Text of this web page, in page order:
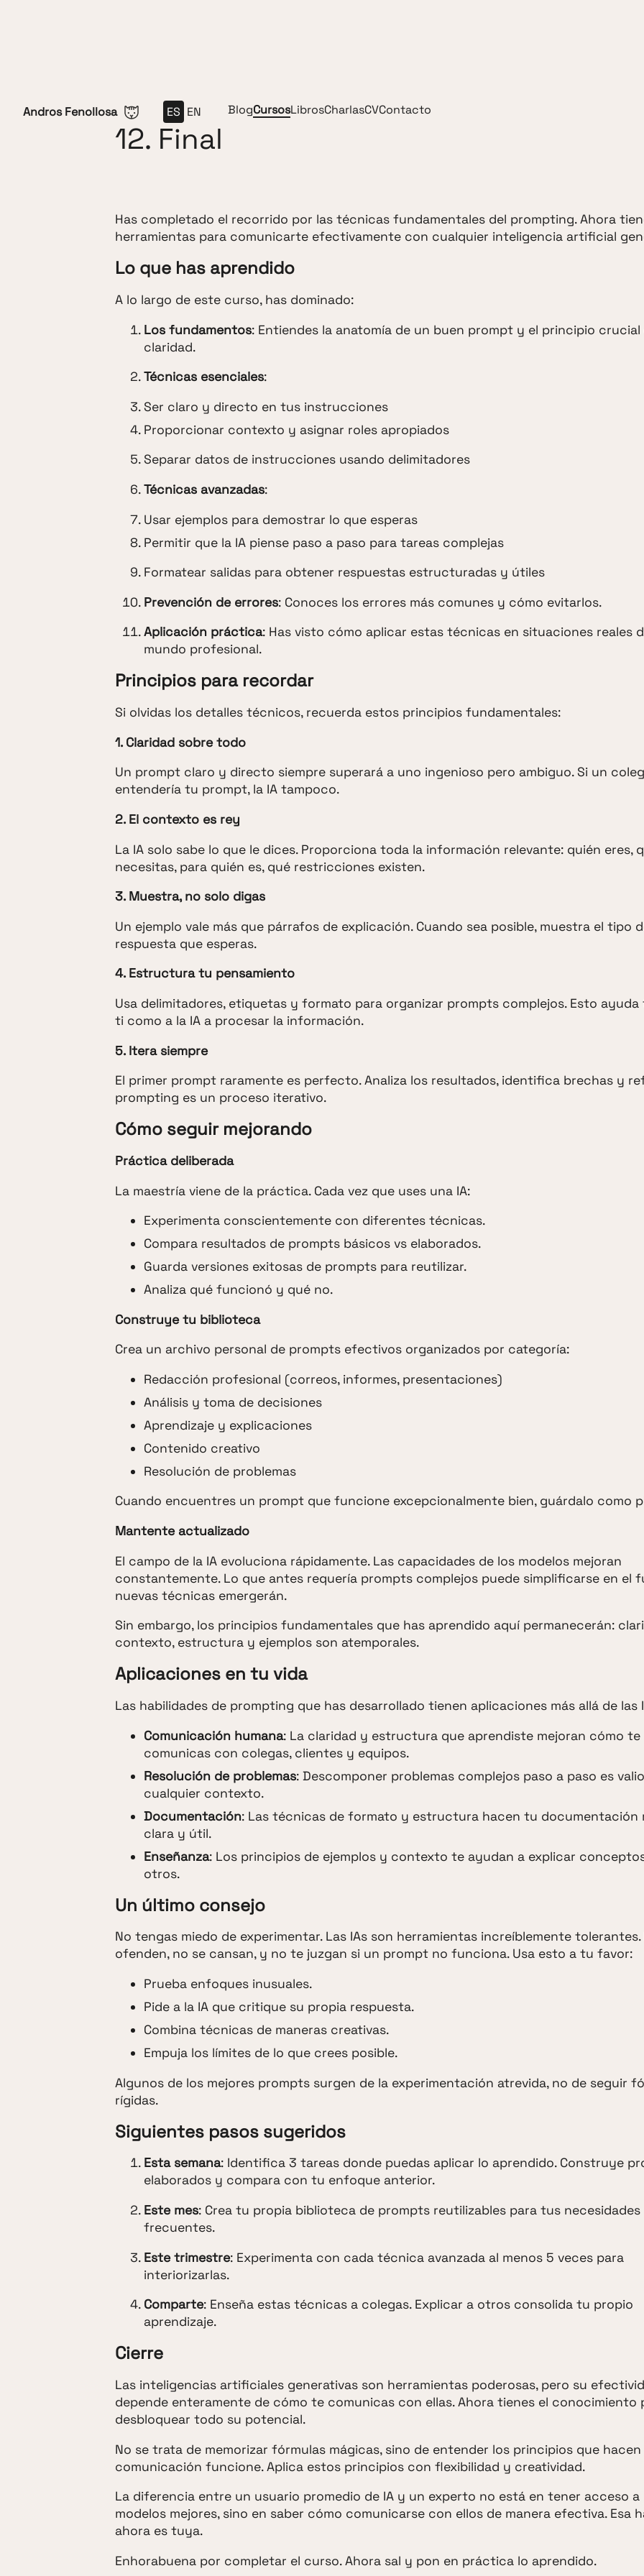
Saltar al contenido
Andros Fenollosa ES EN BlogCursosLibrosCharlasCVContacto
12. Final
Has completado el recorrido por las técnicas fundamentales del prompting. Ahora
herramientas para comunicarte efectivamente con cualquier inteligencia artificial
Lo que has aprendido
A lo largo de este curso, has dominado:
Los fundamentos: Entiendes la anatomía de un buen prompt y el principio crucial
claridad.
Técnicas esenciales:
Ser claro y directo en tus instrucciones
Proporcionar contexto y asignar roles apropiados
Separar datos de instrucciones usando delimitadores
Técnicas avanzadas:
Usar ejemplos para demostrar lo que esperas
Permitir que la IA piense paso a paso para tareas complejas
Formatear salidas para obtener respuestas estructuradas y útiles
Prevención de errores: Conoces los errores más comunes y cómo evitarlos.
Aplicación práctica: Has visto cómo aplicar estas técnicas en situaciones reales
mundo profesional.
Principios para recordar
Si olvidas los detalles técnicos, recuerda estos principios fundamentales:
1. Claridad sobre todo
Un prompt claro y directo siempre superará a uno ingenioso pero ambiguo. Si un
entendería tu prompt, la IA tampoco.
2. El contexto es rey
La IA solo sabe lo que le dices. Proporciona toda la información relevante: quién eres,
necesitas, para quién es, qué restricciones existen.
3. Muestra, no solo digas
Un ejemplo vale más que párrafos de explicación. Cuando sea posible, muestra el tipo
respuesta que esperas.
4. Estructura tu pensamiento
Usa delimitadores, etiquetas y formato para organizar prompts complejos. Esto
ti como a la IA a procesar la información.
5. Itera siempre
El primer prompt raramente es perfecto. Analiza los resultados, identifica brechas y
prompting es un proceso iterativo.
Cómo seguir mejorando
Práctica deliberada
La maestría viene de la práctica. Cada vez que uses una IA:
Experimenta conscientemente con diferentes técnicas.
Compara resultados de prompts básicos vs elaborados.
Guarda versiones exitosas de prompts para reutilizar.
Analiza qué funcionó y qué no.
Construye tu biblioteca
Crea un archivo personal de prompts efectivos organizados por categoría:
Redacción profesional (correos, informes, presentaciones)
Análisis y toma de decisiones
Aprendizaje y explicaciones
Contenido creativo
Resolución de problemas
Cuando encuentres un prompt que funcione excepcionalmente bien, guárdalo como
Mantente actualizado
El campo de la IA evoluciona rápidamente. Las capacidades de los modelos mejoran
constantemente. Lo que antes requería prompts complejos puede simplificarse en el
nuevas técnicas emergerán.
Sin embargo, los principios fundamentales que has aprendido aquí permanecerán:
contexto, estructura y ejemplos son atemporales.
Aplicaciones en tu vida
Las habilidades de prompting que has desarrollado tienen aplicaciones más allá de las
Comunicación humana: La claridad y estructura que aprendiste mejoran cómo te
comunicas con colegas, clientes y equipos.
Resolución de problemas: Descomponer problemas complejos paso a paso es
cualquier contexto.
Documentación: Las técnicas de formato y estructura hacen tu documentación
clara y útil.
Enseñanza: Los principios de ejemplos y contexto te ayudan a explicar
otros.
Un último consejo
No tengas miedo de experimentar. Las IAs son herramientas increíblemente tolerantes.
ofenden, no se cansan, y no te juzgan si un prompt no funciona. Usa esto a tu favor:
Prueba enfoques inusuales.
Pide a la IA que critique su propia respuesta.
Combina técnicas de maneras creativas.
Empuja los límites de lo que crees posible.
Algunos de los mejores prompts surgen de la experimentación atrevida, no de seguir
rígidas.
Siguientes pasos sugeridos
Esta semana: Identifica 3 tareas donde puedas aplicar lo aprendido. Construye
elaborados y compara con tu enfoque anterior.
Este mes: Crea tu propia biblioteca de prompts reutilizables para tus necesidades
frecuentes.
Este trimestre: Experimenta con cada técnica avanzada al menos 5 veces para
interiorizarlas.
Comparte: Enseña estas técnicas a colegas. Explicar a otros consolida tu propio
aprendizaje.
Cierre
Las inteligencias artificiales generativas son herramientas poderosas, pero su
depende enteramente de cómo te comunicas con ellas. Ahora tienes el conocimiento
desbloquear todo su potencial.
No se trata de memorizar fórmulas mágicas, sino de entender los principios que hacen
comunicación funcione. Aplica estos principios con flexibilidad y creatividad.
La diferencia entre un usuario promedio de IA y un experto no está en tener acceso a
modelos mejores, sino en saber cómo comunicarse con ellos de manera efectiva. Esa
ahora es tuya.
Enhorabuena por completar el curso. Ahora sal y pon en práctica lo aprendido.